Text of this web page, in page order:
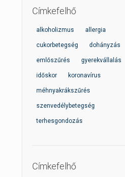
Címkefelhő
alkoholizmus allergia
cukorbetegség dohányzás
emlőszűrés gyerekvállalás
időskor koronavírus
méhnyakrákszűrés
szenvedélybetegség
terhesgondozás
Címkefelhő